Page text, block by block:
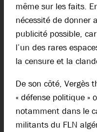
même sur les faits.
nécessité de donner
publicité possible,
l’un des rares
la censure et la
De son côté, Vergès
« défense politique »
notamment dans le
militants du FLN